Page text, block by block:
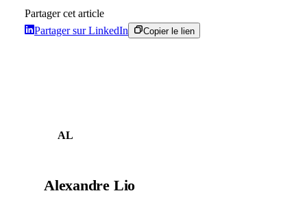
Partager cet article
Partager sur LinkedIn
Copier le lien
AL
Alexandre Lio